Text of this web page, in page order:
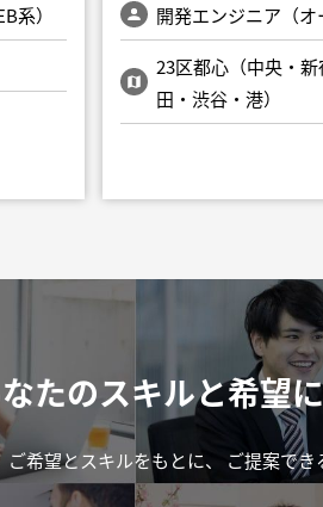
系） 開発エンジニア（オ
23区都心（中央・
田・渋谷・港）
たのスキルと希望
ご希望とスキルをもとに、 ご提案でき